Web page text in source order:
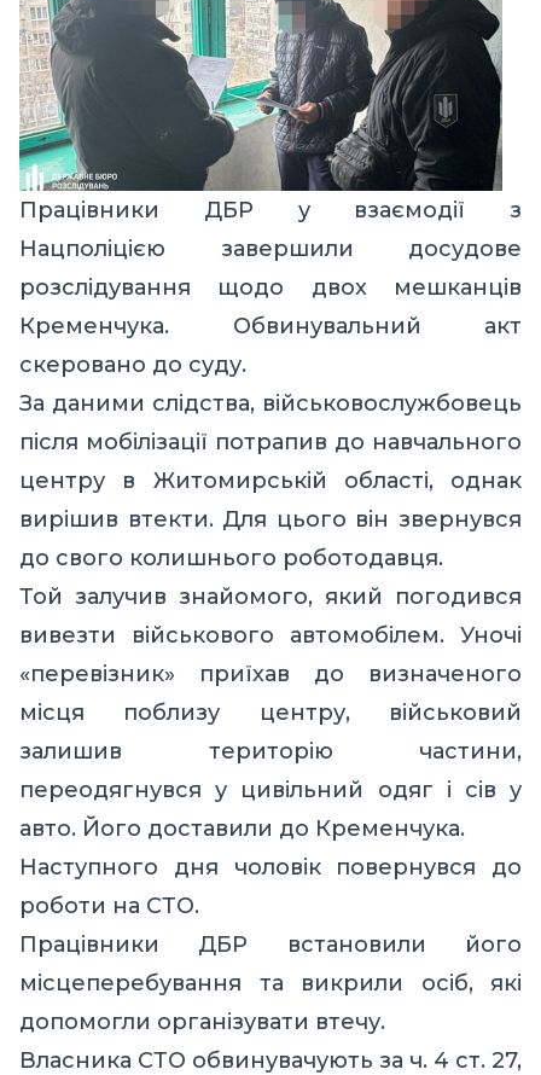
Працівники ДБР у взаємодії з
Нацполіцією завершили досудове
розслідування щодо двох мешканців
Кременчука. Обвинувальний акт
скеровано до суду.
За даними слідства, військовослужбовець
після мобілізації потрапив до навчального
центру в Житомирській області, однак
вирішив втекти. Для цього він звернувся
до свого колишнього роботодавця.
Той залучив знайомого, який погодився
вивезти військового автомобілем. Уночі
«перевізник» приїхав до визначеного
місця поблизу центру, військовий
залишив територію частини,
переодягнувся у цивільний одяг і сів у
авто. Його доставили до Кременчука.
Наступного дня чоловік повернувся до
роботи на СТО.
Працівники ДБР встановили його
місцеперебування та викрили осіб, які
допомогли організувати втечу.
Власника СТО обвинувачують за ч. 4 ст. 27,